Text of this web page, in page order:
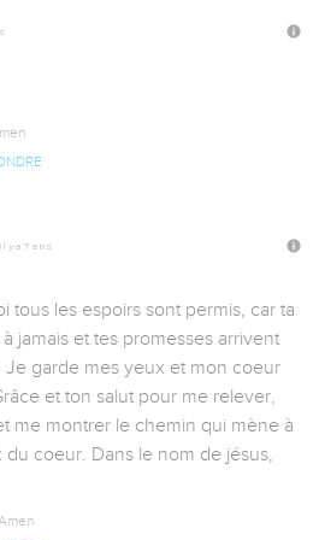
Il y a 7 ans
tous les espoirs sont permis, car ta
jamais et tes promesses arrivent
Je garde mes yeux et mon coeur
et ton salut pour me relever,
me montrer le chemin qui mène à
du coeur. Dans le nom de jésus,